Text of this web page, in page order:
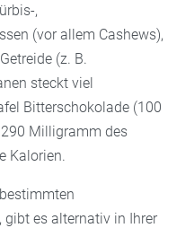
,
(vor allem Cashews),
(z. B.
steckt viel
Bitterschokolade (100
Milligramm des
Kalorien.
gibt es alternativ in Ihrer